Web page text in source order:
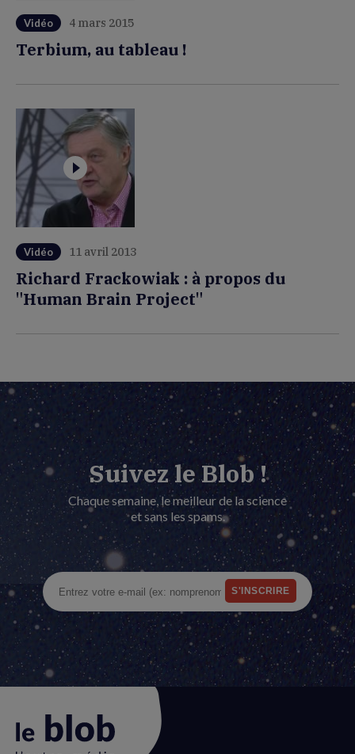
Vidéo 4 mars 2015
Terbium, au tableau !
Vidéo 11 avril 2013
Richard Frackowiak : à propos du
"Human Brain Project"
Suivez le Blob !
Chaque semaine, le meilleur de la science
et sans les spams.